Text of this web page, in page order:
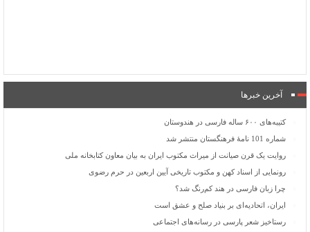
آخرین خبرها
کتیبه‌های ۶۰۰ ساله فارسی در هندوستان
شماره 101 نامۀ فرهنگستان منتشر شد
روایت یک قرن صیانت از میراث مکتوب ایران به بیان معاون کتابخانه ملی
رونمایی از اسناد کهن و مکتوب تاریخی آیین اربعین در حرم رضوی
چرا زبان فارسی در هند کم‌رنگ شد؟
ایران، اتحادیه‌ای بر بنیاد صلح و عشق است
رستاخیز شعر پارسی در رسانه‌های اجتماعی